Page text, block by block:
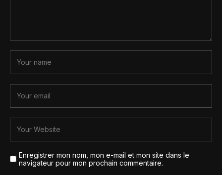
Enregistrer mon nom, mon e-mail et mon site dans le
navigateur pour mon prochain commentaire.